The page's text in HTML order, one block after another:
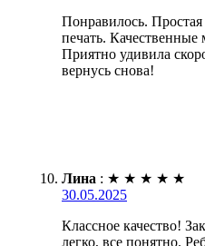
Понравилось. Простая
печать. Качественные
Приятно удивила
вернусь снова!
Лина : ★ ★ ★ ★ ★
30.05.2025
Классное качество!
легко, все понятно.